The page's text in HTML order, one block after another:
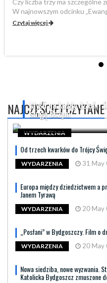
Czy liczba trzy ma szczególne
W najnowszym odcinku
Czytaj więcej
NAJCZĘŚCIEJ CZYTANE
Myśli na każdy dzień -
sługą Bożym
WYDARZENIA
Od trzech kwarków do Trójcy
WYDARZENIA 31 May
Europa między dziedzictwem a
Janem Tyrawą
WYDARZENIA 20 May
„Posłani” w Bydgoszczy. Film
WYDARZENIA 20 May
Nowa siedziba, nowe wyzwania.
Katolicka Bydgoszcz zmuszone